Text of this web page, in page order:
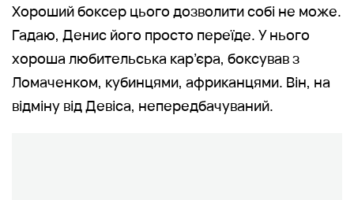
Хороший боксер цього дозволити собі не може.
Гадаю, Денис його просто переїде. У нього
хороша любительська кар’єра, боксував з
Ломаченком, кубинцями, африканцями. Він, на
відміну від Девіса, непередбачуваний.